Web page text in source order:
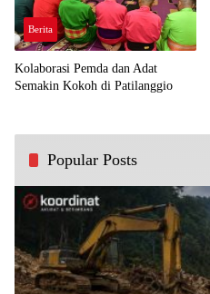
Berita
Kolaborasi Pemda dan Adat
Semakin Kokoh di Patilanggio
Popular Posts